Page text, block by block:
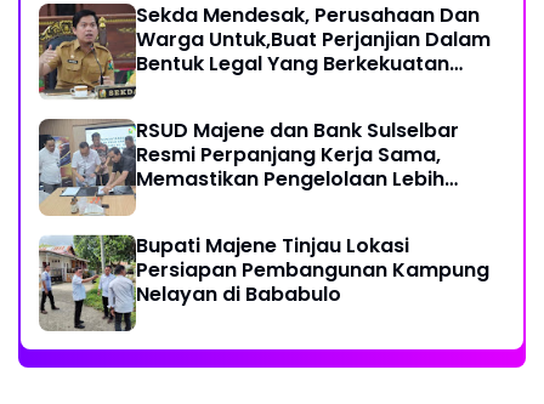
Sekda Mendesak, Perusahaan Dan
Warga Untuk,Buat Perjanjian Dalam
Bentuk Legal Yang Berkekuatan
RSUD Majene dan Bank Sulselbar
Resmi Perpanjang Kerja Sama,
Memastikan Pengelolaan Lebih
Bupati Majene Tinjau Lokasi
Persiapan Pembangunan Kampung
Nelayan di Bababulo